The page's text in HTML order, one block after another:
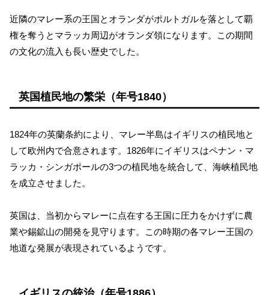
近隣のマレー系の王国とオランダがポルトガルを落として覇
権を奪うとマラッカ周辺がオランダ領になります。この期間
の文化の流入も長い歴史でした。
英国植民地の繁栄（年号1840）
1824年の英蘭条約により、マレー半島はイギリスの植民地と
して欧州内で合意されます。1826年にイギリスはペナン・マ
ラッカ・シンガポールの3つの植民地を統合して、海峡植民地
を成立させました。
英国は、当初からマレーに点在する王国に圧力をかけずに農
業や錫鉱山の開発を見守ります。この時期の各マレー王国の
地道な発展が表現されているようです。